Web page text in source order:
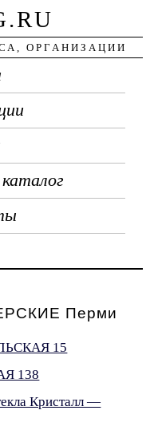
ОРГАНИЗАЦИИ
Перми
15
138
Кристалл —